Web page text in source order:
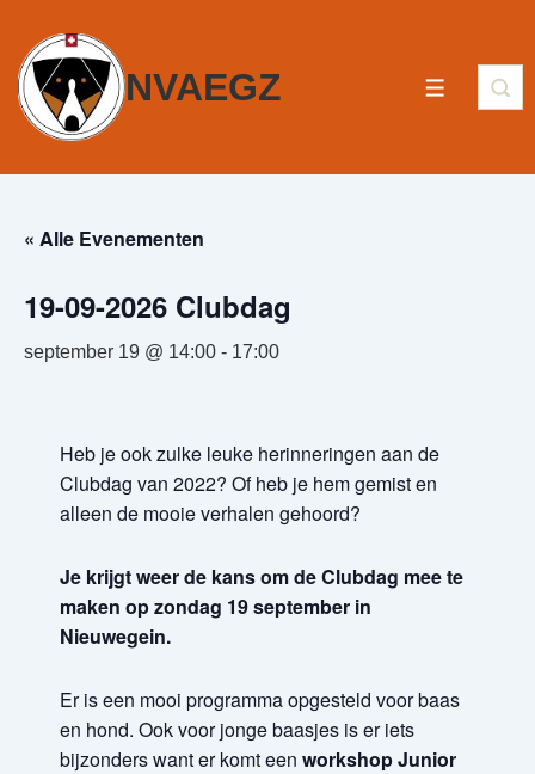
NVAEGZ
« Alle Evenementen
19-09-2026 Clubdag
september 19 @ 14:00 - 17:00
Heb je ook zulke leuke herinneringen aan de
Clubdag van 2022? Of heb je hem gemist en
alleen de mooie verhalen gehoord?
Je krijgt weer de kans om de Clubdag mee te
maken op zondag 19 september in
Nieuwegein.
Er is een mooi programma opgesteld voor baas
en hond. Ook voor jonge baasjes is er iets
bijzonders want er komt een workshop Junior